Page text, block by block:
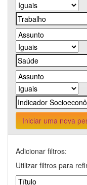
Iniciar uma nova
Adicionar filtros:
Utilizar filtros para